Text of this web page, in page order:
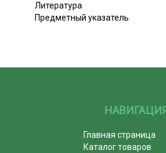
Литература
Предметный указатель
НАВИГАЦИЯ
Главная страница
Каталог товаров